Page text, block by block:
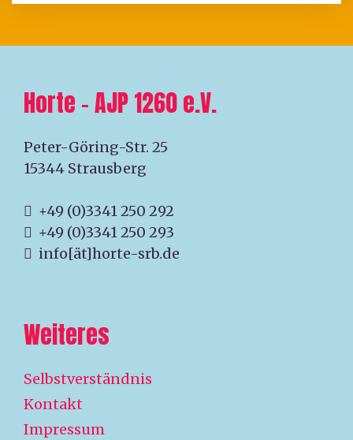
Horte – AJP 1260 e.V.
Peter-Göring-Str. 25
15344 Strausberg
+49 (0)3341 250 292
+49 (0)3341 250 293
info[ät]horte-srb.de
Weiteres
Selbstverständnis
Kontakt
Impressum